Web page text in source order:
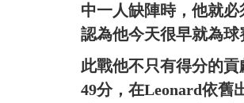
中一人缺陣時，他就
認為他今天很早就為球
此戰他不只有得分的
49分，在Leonard依舊